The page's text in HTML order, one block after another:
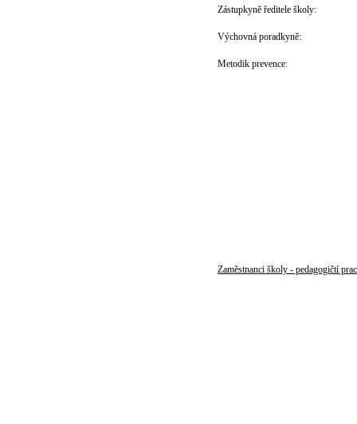
Zástupkyně ředitele školy:
Výchovná poradkyně:
Metodik prevence:
Zaměstnanci školy - pedagogičtí